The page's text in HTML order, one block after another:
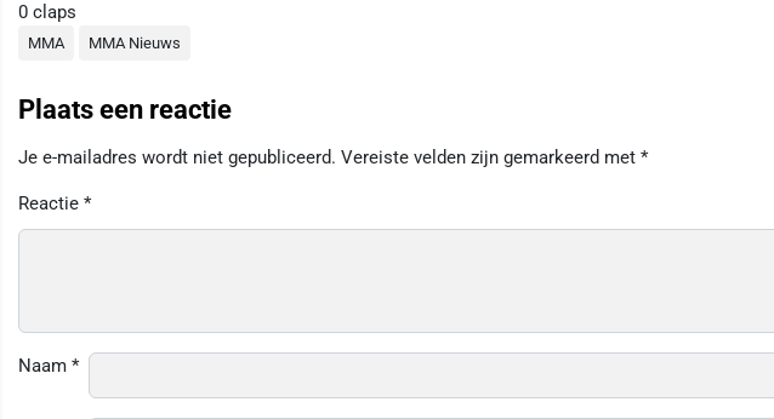
0 claps
MMA MMA Nieuws
Plaats een reactie
Je e-mailadres wordt niet gepubliceerd. Vereiste velden zijn gemarkeerd met *
Reactie *
Naam *